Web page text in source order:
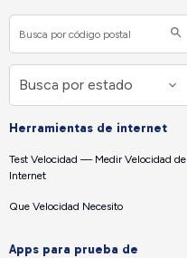
Herramientas de internet
Test Velocidad — Medir Velocidad de
Internet
Que Velocidad Necesito
Apps para prueba de